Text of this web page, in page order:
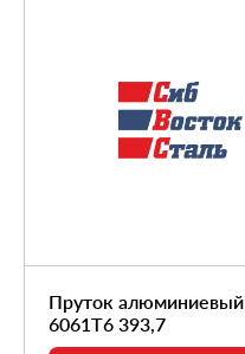
Пруток алюминиевый
6061Т6 393,7